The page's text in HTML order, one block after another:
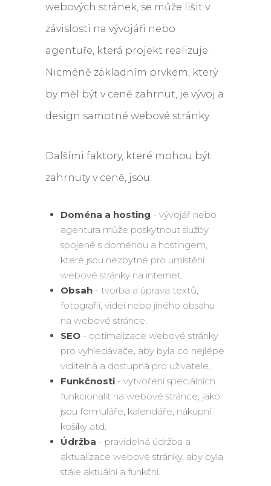
webových stránek, se může lišit v
závislosti na vývojáři nebo
agentuře, která projekt realizuje.
Nicméně základním prvkem, který
by měl být v ceně zahrnut, je vývoj a
design samotné webové stránky.
Dalšími faktory, které mohou být
zahrnuty v ceně, jsou:
Doména a hosting - vývojář nebo
agentura může poskytnout služby
spojené s doménou a hostingem,
které jsou nezbytné pro umístění
webové stránky na internet.
Obsah- tvorba a úprava textů,
fotografií, videí nebo jiného obsahu
na webové stránce.
SEO- optimalizace webové stránky
pro vyhledávače, aby byla co nejlépe
viditelná a dostupná pro uživatele.
Funkčnosti- vytvoření speciálních
funkcionalit na webové stránce, jako
jsou formuláře, kalendáře, nákupní
košíky atd.
Údržba - pravidelná údržba a
aktualizace webové stránky, aby byla
stále aktuální a funkční.